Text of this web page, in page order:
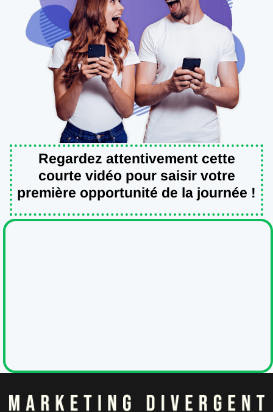
Regardez attentivement cette
courte vidéo pour saisir votre
première opportunité de la journée !